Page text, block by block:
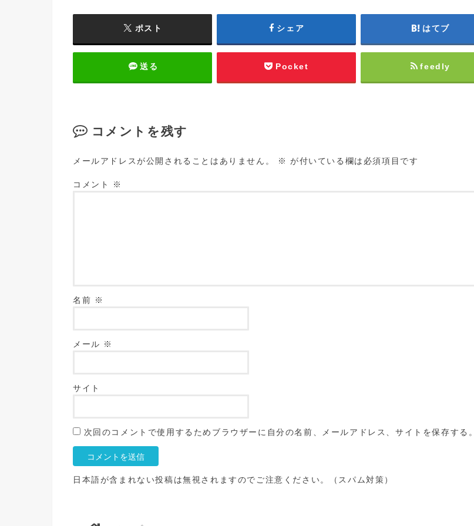
ポスト シェア はてブ
送る Pocket feedly
コメントを残す
メールアドレスが公開されることはありません。 ※ が付いている欄は必須項目です
コメント ※
名前 ※
メール ※
サイト
次回のコメントで使用するためブラウザーに自分の名前、メールアドレス、サイトを保存する。
日本語が含まれない投稿は無視されますのでご注意ください。（スパム対策）